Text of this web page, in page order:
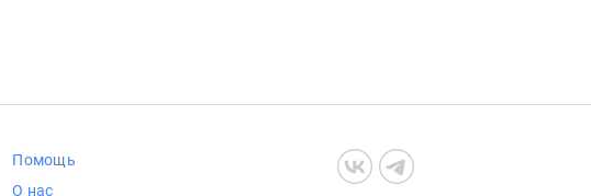
Помощь
О нас